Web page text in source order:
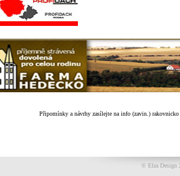
Připomínky a návrhy zasílejte na info (zavin.) rakovnicko
© Elza Design